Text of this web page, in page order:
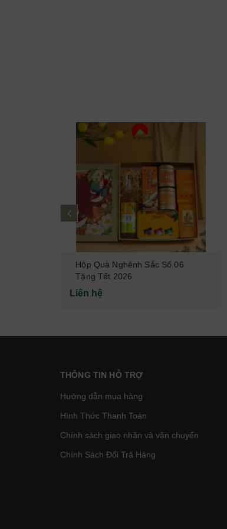
Hộp Quà Nghênh Sắc Số 06
Tặng Tết 2026
Liên hệ
prev
THÔNG TIN HỖ TRỢ
Hướng dẫn mua hàng
Hình Thức Thanh Toán
Chính sách giao nhận và vận chuyển
Chính Sách Đổi Trả Hàng